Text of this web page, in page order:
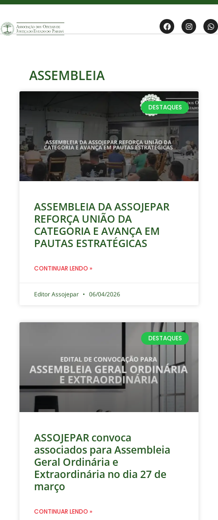
ASSEMBLEIA
DESTAQUES
ASSEMBLEIA DA ASSOJEPAR
REFORÇA UNIÃO DA
CATEGORIA E AVANÇA EM
PAUTAS ESTRATÉGICAS
CONTINUAR LENDO »
Editor Assojepar 06/04/2026
DESTAQUES
ASSOJEPAR convoca
associados para Assembleia
Geral Ordinária e
Extraordinária no dia 27 de
março
CONTINUAR LENDO »